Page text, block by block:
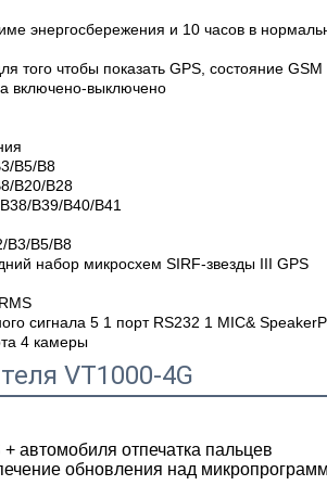
энергосбережения и 10 часов в
того чтобы показать GPS, состояние GSM
включено-выключено
B5/B8
B20/B28
B39/B40/B41
B3/B5/B8
набор микросхем SIRF-звезды III GPS
сигнала 5 1 порт RS232 1 MIC&
4 камеры
VT1000-4G
автомобиля отпечатка пальцев
обновления над